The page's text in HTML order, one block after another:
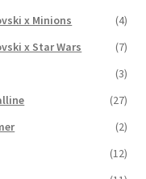
x Minions
(4)
x Star Wars
(7)
(3)
(27)
(2)
(12)